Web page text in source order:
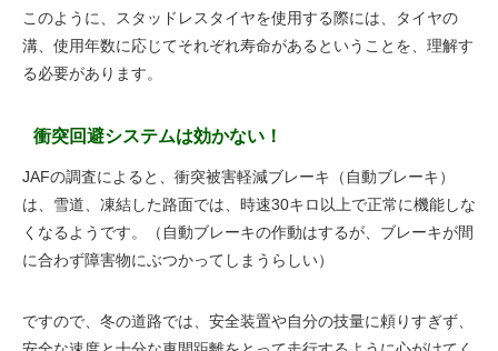
このように、スタッドレスタイヤを使用する際には、タイヤの
溝、使用年数に応じてそれぞれ寿命があるということを、理解す
る必要があります。
衝突回避システムは効かない！
JAFの調査によると、衝突被害軽減ブレーキ（自動ブレーキ）
は、雪道、凍結した路面では、時速30キロ以上で正常に機能しな
くなるようです。（自動ブレーキの作動はするが、ブレーキが間
に合わず障害物にぶつかってしまうらしい）
ですので、冬の道路では、安全装置や自分の技量に頼りすぎず、